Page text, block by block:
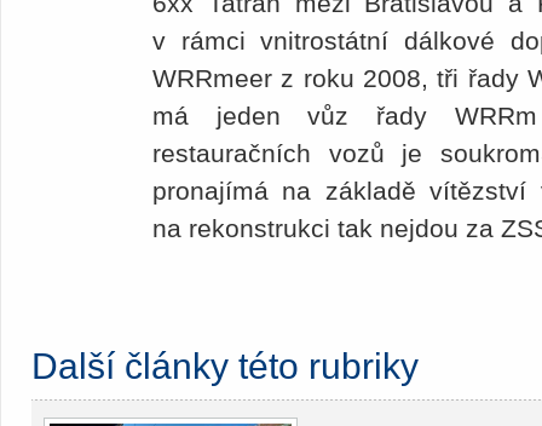
v rámci vnitrostátní dálkové
WRRmeer z roku 2008, tři řady
má jeden vůz řady
restauračních vozů je
pronajímá na základě
na rekonstrukci tak nejdou za
Další články této rubriky